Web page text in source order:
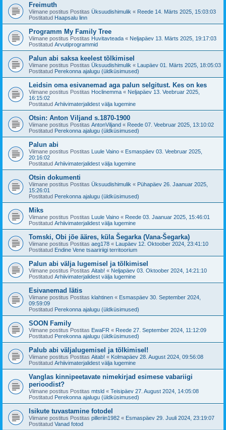
Freimuth
Viimane postitus Postitas Üksuudishimulik « Reede 14. Märts 2025, 15:03:03
Postitatud Haapsalu linn
Programm My Family Tree
Viimane postitus Postitas Huvitavteada « Neljapäev 13. Märts 2025, 19:17:03
Postitatud Arvutiprogrammid
Palun abi saksa keelest tõlkimisel
Viimane postitus Postitas Üksuudishimulik « Laupäev 01. Märts 2025, 18:05:03
Postitatud Perekonna ajalugu (üldküsimused)
Leidsin oma esivanemad aga palun selgitust. Kes on kes
Viimane postitus Postitas Hoclinemma « Neljapäev 13. Veebruar 2025,
16:15:02
Postitatud Arhiivimaterjalidest välja lugemine
Otsin: Anton Viljand s.1870-1900
Viimane postitus Postitas AntonViljand « Reede 07. Veebruar 2025, 13:10:02
Postitatud Perekonna ajalugu (üldküsimused)
Palun abi
Viimane postitus Postitas Luule Vaino « Esmaspäev 03. Veebruar 2025,
20:16:02
Postitatud Arhiivimaterjalidest välja lugemine
Otsin dokumenti
Viimane postitus Postitas Üksuudishimulik « Pühapäev 26. Jaanuar 2025,
15:26:01
Postitatud Perekonna ajalugu (üldküsimused)
Miks
Viimane postitus Postitas Luule Vaino « Reede 03. Jaanuar 2025, 15:46:01
Postitatud Arhiivimaterjalidest välja lugemine
Tomski, Obi jõe ääres, küla Šegarka (Vana-Šegarka)
Viimane postitus Postitas aeg178 « Laupäev 12. Oktoober 2024, 23:41:10
Postitatud Endine Vene tsaaririigi territoorium
Palun abi välja lugemisel ja tõlkimisel
Viimane postitus Postitas Aitab! « Neljapäev 03. Oktoober 2024, 14:21:10
Postitatud Arhiivimaterjalidest välja lugemine
Esivanemad lätis
Viimane postitus Postitas klahtinen « Esmaspäev 30. September 2024,
09:59:09
Postitatud Perekonna ajalugu (üldküsimused)
SOON Family
Viimane postitus Postitas EwaFR « Reede 27. September 2024, 11:12:09
Postitatud Perekonna ajalugu (üldküsimused)
Palub abi väljalugemisel ja tõlkimisel!
Viimane postitus Postitas Aitab! « Kolmapäev 28. August 2024, 09:56:08
Postitatud Arhiivimaterjalidest välja lugemine
Vanglas kinnipeetavate nimekirjad esimese vabariigi
perioodist?
Viimane postitus Postitas mtsld « Teisipäev 27. August 2024, 14:05:08
Postitatud Perekonna ajalugu (üldküsimused)
Isikute tuvastamine fotodel
Viimane postitus Postitas pilleriin1982 « Esmaspäev 29. Juuli 2024, 23:19:07
Postitatud Vanad fotod